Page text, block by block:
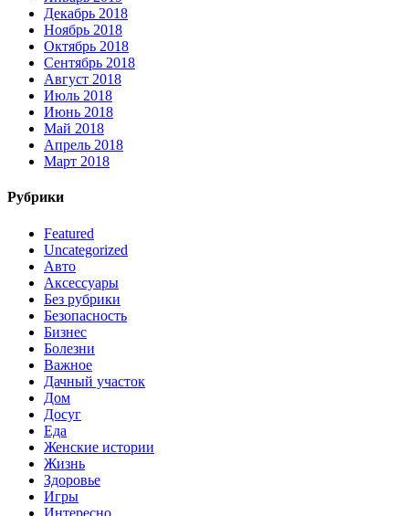
Декабрь 2018
Ноябрь 2018
Октябрь 2018
Сентябрь 2018
Август 2018
Июль 2018
Июнь 2018
Май 2018
Апрель 2018
Март 2018
Рубрики
Featured
Uncategorized
Авто
Аксессуары
Без рубрики
Безопасность
Бизнес
Болезни
Важное
Дачный участок
Дом
Досуг
Еда
Женские истории
Жизнь
Здоровье
Игры
Интересно